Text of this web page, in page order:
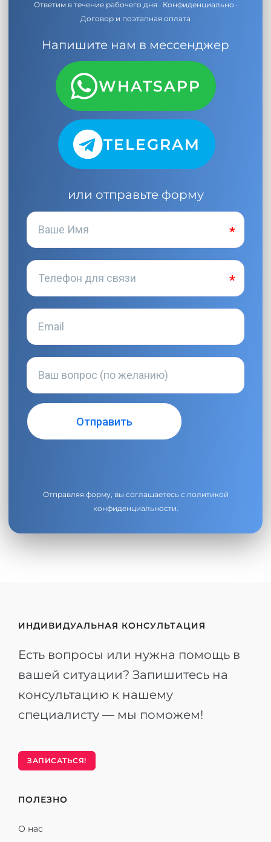
Ответим в течение рабочего дня · Конфиденциально ·
Договор и поэтапная оплата
Напишите нам в мессенджер
WHATSAPP
TELEGRAM
или отправьте форму
Отправляя форму, вы соглашаетесь с политикой
конфиденциальности.
ИНДИВИДУАЛЬНАЯ КОНСУЛЬТАЦИЯ
Есть вопросы или нужна помощь в
вашей ситуации? Запишитесь на
консультацию к нашему
специалисту — мы поможем!
ЗАПИСАТЬСЯ!
ПОЛЕЗНО
О нас